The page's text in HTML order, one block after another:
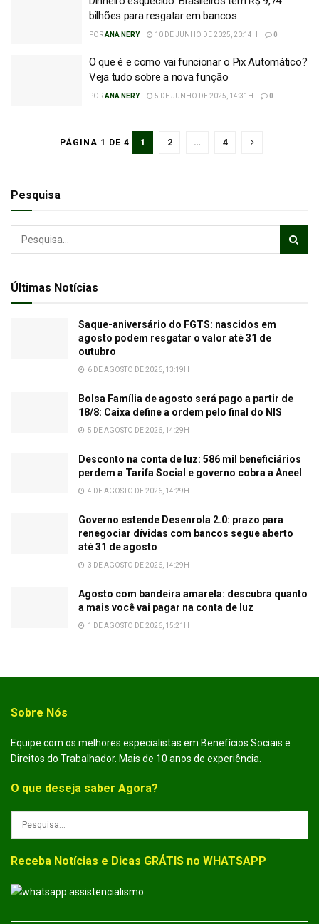
bilhões para resgatar em bancos
PORANA NERY 10 DE JUNHO DE 2025, 20:14H 0
O que é e como vai funcionar o Pix Automático?
Veja tudo sobre a nova função
PORANA NERY 5 DE JUNHO DE 2025, 14:31H 0
PÁGINA 1 DE 4 1 2 … 4
Pesquisa
Últimas Notícias
Saque-aniversário do FGTS: nascidos em
agosto podem resgatar o valor até 31 de
outubro
6 DE AGOSTO DE 2026, 13:19H
Bolsa Família de agosto será pago a partir de
18/8: Caixa define a ordem pelo final do NIS
5 DE AGOSTO DE 2026, 14:29H
Desconto na conta de luz: 586 mil beneficiários
perdem a Tarifa Social e governo cobra a Aneel
4 DE AGOSTO DE 2026, 14:29H
Governo estende Desenrola 2.0: prazo para
renegociar dívidas com bancos segue aberto
até 31 de agosto
3 DE AGOSTO DE 2026, 14:29H
Agosto com bandeira amarela: descubra quanto
a mais você vai pagar na conta de luz
1 DE AGOSTO DE 2026, 15:21H
Sobre Nós
Equipe com os melhores especialistas em Benefícios Sociais e
Direitos do Trabalhador. Mais de 10 anos de experiência.
O que deseja saber Agora?
Receba Notícias e Dicas GRÁTIS no WHATSAPP